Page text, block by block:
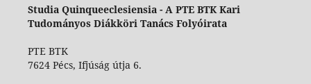
Studia Quinqueeclesiensia - A PTE BTK Kari
Tudományos Diákköri Tanács Folyóirata
PTE BTK
7624 Pécs, Ifjúság útja 6.